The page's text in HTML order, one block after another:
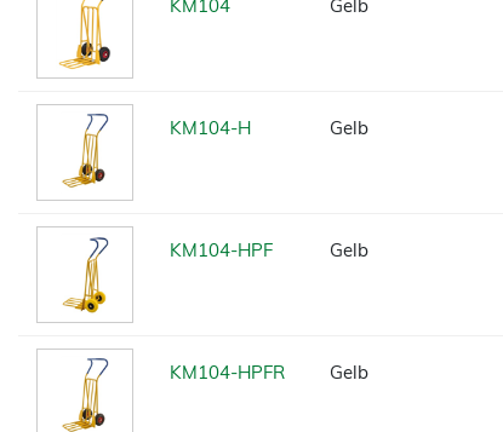
KM104 Gelb
KM104-H Gelb
KM104-HPF Gelb
KM104-HPFR Gelb